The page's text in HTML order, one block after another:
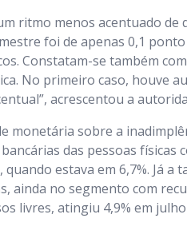
ritmo menos acentuado de
foi de apenas 0,1
Constatam-se também
No primeiro caso, houve
acrescentou a
monetária sobre a
das pessoas físicas
estava em 6,7%. Já a
ainda no segmento com
livres, atingiu 4,9% em